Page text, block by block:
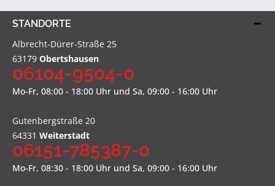
STANDORTE
Albrecht-Dürer-Straße 25
63179 Obertshausen
06104-9504-0
Mo-Fr, 08:00 - 18:00 Uhr und Sa, 09:00 - 16:00 Uhr
Gutenbergstraße 20
64331 Weiterstadt
06151-785387-0
Mo-Fr, 08:30 - 18:00 Uhr und Sa, 09:00 - 16:00 Uhr